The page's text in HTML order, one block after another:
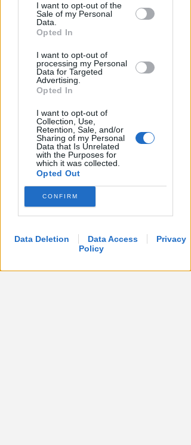
by us to third parties on the IAB’s List of
Downstream Participants that may
further disclose it to other third parties.
I want to opt-out of the
Sale of my Personal
Data.
Opted In
I want to opt-out of
processing my Personal
Data for Targeted
Advertising.
Opted In
I want to opt-out of
Collection, Use,
Retention, Sale, and/or
Sharing of my Personal
Data that Is Unrelated
with the Purposes for
which it was collected.
Opted Out
CONFIRM
Data Deletion Data Access
Privacy
Policy
Metromare, controlli serrati
sulle corse: oltre 90 sanzioni